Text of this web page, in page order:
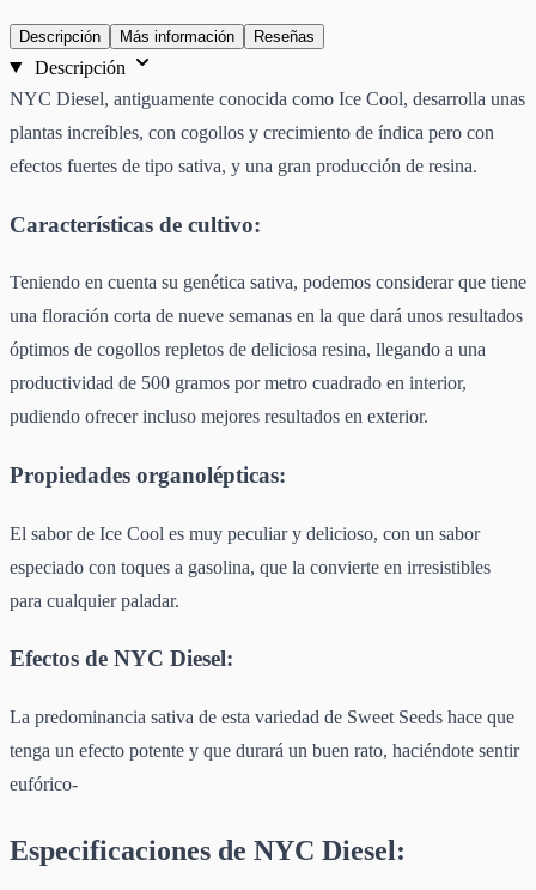
Descripción Más información Reseñas
Descripción
NYC Diesel, antiguamente conocida como Ice Cool, desarrolla unas
plantas increíbles, con cogollos y crecimiento de índica pero con
efectos fuertes de tipo sativa, y una gran producción de resina.
Características de cultivo:
Teniendo en cuenta su genética sativa, podemos considerar que tiene
una floración corta de nueve semanas en la que dará unos resultados
óptimos de cogollos repletos de deliciosa resina, llegando a una
productividad de 500 gramos por metro cuadrado en interior,
pudiendo ofrecer incluso mejores resultados en exterior.
Propiedades organolépticas:
El sabor de Ice Cool es muy peculiar y delicioso, con un sabor
especiado con toques a gasolina, que la convierte en irresistibles
para cualquier paladar.
Efectos de NYC Diesel:
La predominancia sativa de esta variedad de Sweet Seeds hace que
tenga un efecto potente y que durará un buen rato, haciéndote sentir
eufórico-
Especificaciones de NYC Diesel: